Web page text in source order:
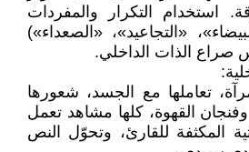
استخدام التكرار والمفردات
«التجاعيد»، «الصعداء»)
صراع الذات الداخلي.
تعاملها مع الجسد، شعورها
وفنجان القهوة، كلها مشاهد تعمل
المكثفة للقارئ، وتحوّل النص